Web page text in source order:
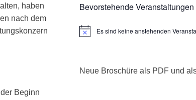
haben
nach dem
Beginn
Bevorstehende Veranstaltungen
HinweisEs sind keine anstehenden
Neue Broschüre als PDF und